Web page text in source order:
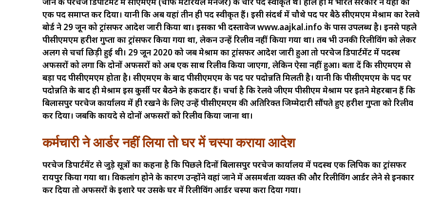
एक पद समाप्त कर दिया। यानी कि अब यहां तीन ही पद स्वीकृत हैं। इसी संदर्थ में चौथे पद पर बैठे सीएमएम मेश्राम का रेलवे
बोर्ड ने 29 जून को ट्रांसफर आदेश जारी किया था। इसका भी दस्तावेज www.aajkal.info के पास उपलब्ध है। इनसे पहले
पीसीएमएम हरीश गुप्ता का ट्रांसफर किया गया था, लेकन उन्हें रिलीव नहीं किया गया था। तब भी उनकी रिलीविंग को लेकर
अलग से चर्चा छिड़ी हुई थी। 29 जून 2020 को जब मेश्राम का ट्रांसफर आदेश जारी हुआ तो परचेज डिपार्टमेंट में पदस्थ
अफसरों को लगा कि दोनों अफसरों को अब एक साथ रिलीव किया जाएगा, लेकिन ऐसा नहीं हुआ। बता दें कि सीएमएम से
बड़ा पद पीसीएमएम होता है। सीएमएम के बाद पीसीएमएम के पद पर पदोन्नति मिलती है। यानी कि पीसीएमएम के पद पर
पदोन्नति के बाद ही मेश्राम इस कुर्सी पर बैठने के हकदार हैं। चर्चा है कि रेलवे जीएम पीसीएम मेश्राम पर इतने मेहरबान हैं कि
बिलासपुर परचेज कार्यालय में ही रखने के लिए उन्हें पीसीएमएम की अतिरिक्त जिम्मेदारी सौंपते हुए हरीश गुप्ता को रिलीव
कर दिया। जबकि कायदे से दोनों अफसरों को रिलीव किया जाना था।
कर्मचारी ने आर्डर नहीं लिया तो घर में चस्पा कराया आदेश
परचेज डिपार्टमेंट से जुड़े सूत्रों का कहना है कि पिछले दिनों बिलासपुर परचेज कार्यालय में पदस्थ एक लिपिक का ट्रांसफर
रायपुर किया गया था। विकलांग होने के कारण उन्होंने वहां जाने में असमर्थता व्यक्त की और रिलीविंग आर्डर लेने से इनकार
कर दिया तो अफसरों के इशारे पर उसके घर में रिलीविंग आर्डर चस्पा करा दिया गया।